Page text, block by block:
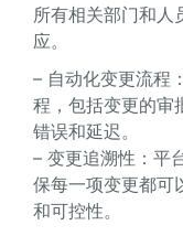
所有相关部门和人
应。
– 自动化变更流程
程，包括变更的审
错误和延迟。
– 变更追溯性：平
保每一项变更都可
和可控性。